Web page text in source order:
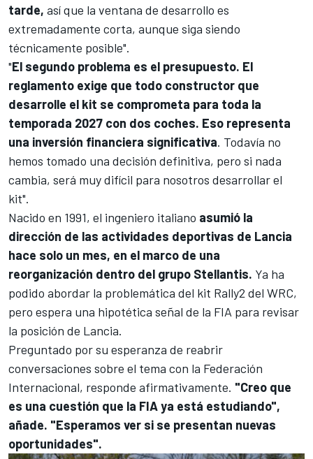
tarde, así que la ventana de desarrollo es
extremadamente corta, aunque siga siendo
técnicamente posible".
"El segundo problema es el presupuesto. El
reglamento exige que todo constructor que
desarrolle el kit se comprometa para toda la
temporada 2027 con dos coches. Eso representa
una inversión financiera significativa. Todavía no
hemos tomado una decisión definitiva, pero si nada
cambia, será muy difícil para nosotros desarrollar el
kit".
Nacido en 1991, el ingeniero italiano asumió la
dirección de las actividades deportivas de Lancia
hace solo un mes, en el marco de una
reorganización dentro del grupo Stellantis. Ya ha
podido abordar la problemática del kit Rally2 del WRC,
pero espera una hipotética señal de la FIA para revisar
la posición de Lancia.
Preguntado por su esperanza de reabrir
conversaciones sobre el tema con la Federación
Internacional, responde afirmativamente. "Creo que
es una cuestión que la FIA ya está estudiando",
añade. "Esperamos ver si se presentan nuevas
oportunidades".